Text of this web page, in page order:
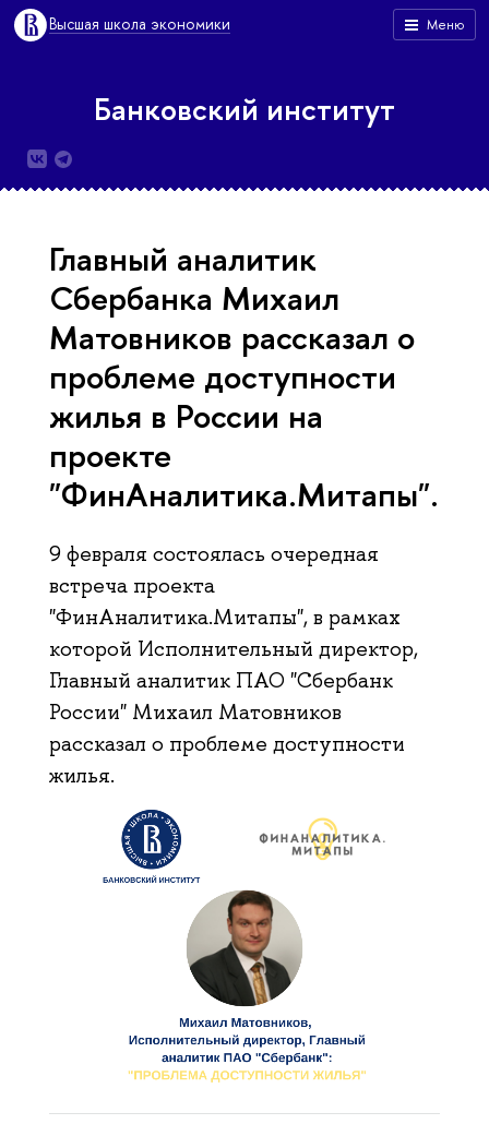
Меню
Высшая школа экономики
Банковский институт
Главный аналитик
Сбербанка Михаил
Матовников рассказал о
проблеме доступности
жилья в России на
проекте
"ФинАналитика.Митапы".
9 февраля состоялась очередная
встреча проекта
"ФинАналитика.Митапы", в рамках
которой Исполнительный директор,
Главный аналитик ПАО "Сбербанк
России" Михаил Матовников
рассказал о проблеме доступности
жилья.